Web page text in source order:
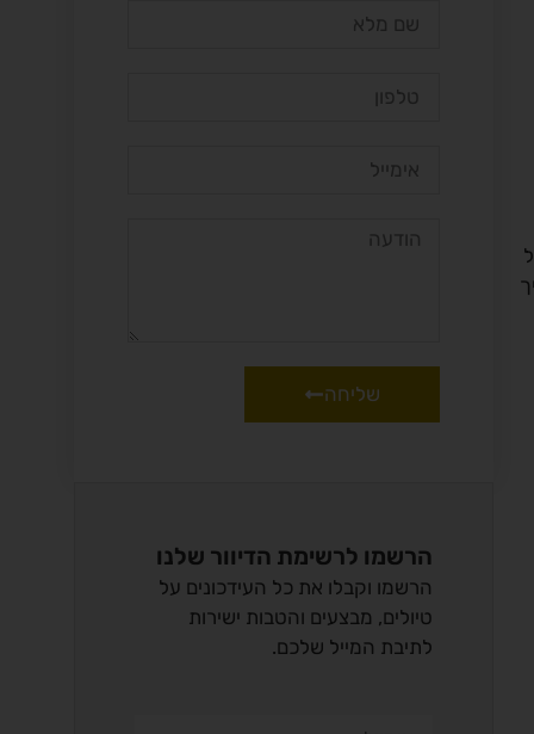
שליחה
הרשמו לרשימת הדיוור שלנו
הרשמו וקבלו את כל העידכונים על
טיולים, מבצעים והטבות ישירות
לתיבת המייל שלכם.